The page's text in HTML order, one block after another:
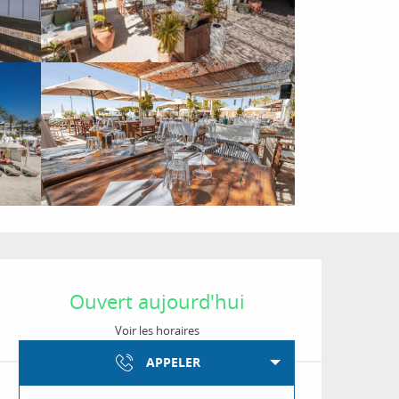
et
Ouvert aujourd'hui
Voir les horaires
APPELER